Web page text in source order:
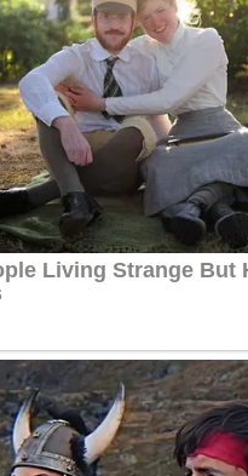
semakin
berbagai celah
dengan sistem
Tri.
dan
sabu tersebut
akan dijual di Bandung.
mengantarkan, tidak
telah
dan menyesali